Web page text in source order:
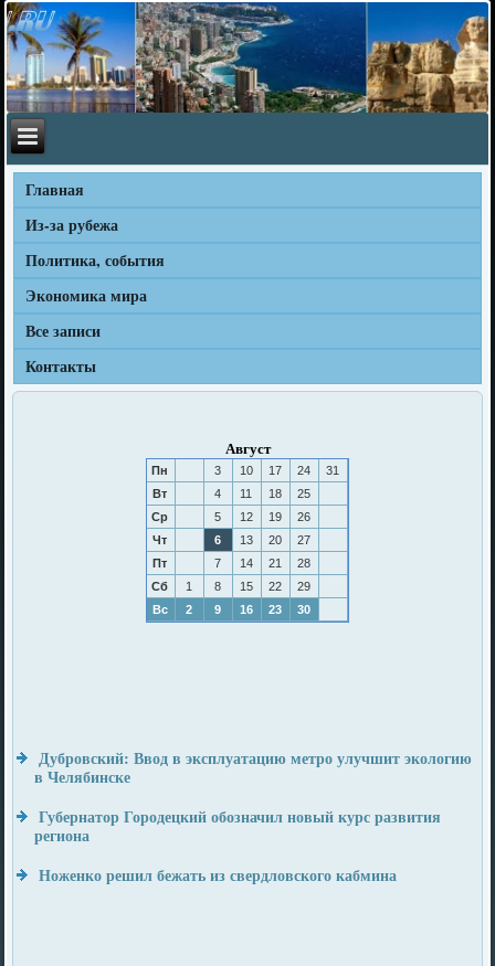
Главная
Из-за рубежа
Политика, события
Экономика мира
Все записи
Контакты
Август
Пн 3 10 17 24
31
Вт
4 11 18
25
Ср
5 12 19
26
Чт
6 13 20
27
Пт
7 14 21
28
Сб
1 8 15 22
29
Вс
2 9 16 23 30
Дубровский: Ввод в эксплуатацию метро улучшит экологию
в Челябинске
Губернатор Городецкий обозначил новый курс развития
региона
Ноженко решил бежать из свердловского кабмина